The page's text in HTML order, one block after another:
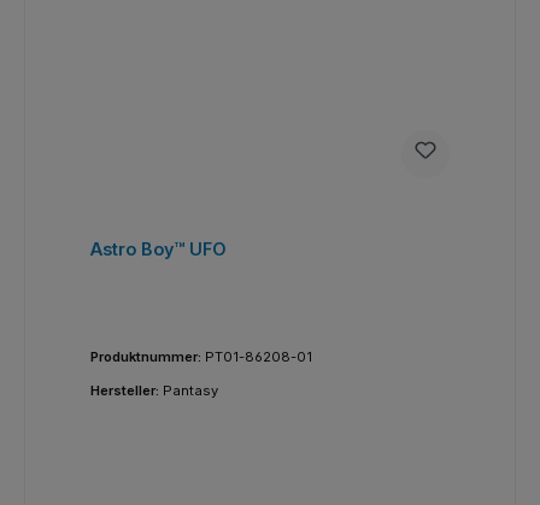
Astro Boy™ UFO
Produktnummer: PT01-86208-01
Hersteller: Pantasy